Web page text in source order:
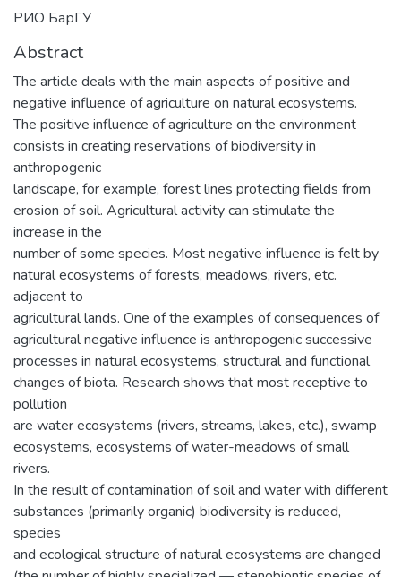
РИО БарГУ
Abstract
The article deals with the main aspects of positive and
negative influence of agriculture on natural ecosystems.
The positive influence of agriculture on the environment
consists in creating reservations of biodiversity in
anthropogenic
landscape, for example, forest lines protecting fields from
erosion of soil. Agricultural activity can stimulate the
increase in the
number of some species. Most negative influence is felt by
natural ecosystems of forests, meadows, rivers, etc.
adjacent to
agricultural lands. One of the examples of consequences of
agricultural negative influence is anthropogenic successive
processes in natural ecosystems, structural and functional
changes of biota. Research shows that most receptive to
pollution
are water ecosystems (rivers, streams, lakes, etc.), swamp
ecosystems, ecosystems of water-meadows of small
rivers.
In the result of contamination of soil and water with different
substances (primarily organic) biodiversity is reduced,
species
and ecological structure of natural ecosystems are changed